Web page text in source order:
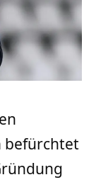
befürchtet